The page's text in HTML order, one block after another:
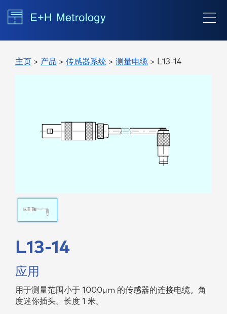
主页 > 产品 > 传感器系统 > 测量电缆 > L13-14
L13-14
应用
用于测量范围小于 1000µm 的传感器的连接电缆。角
度迷你插头。长度 1 米。